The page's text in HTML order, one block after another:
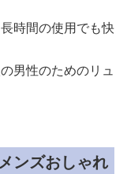
時間の使用でも快
男性のためのリュ
ンズおしゃれ